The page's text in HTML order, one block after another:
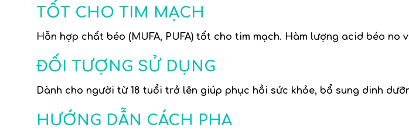
TỐT CHO TIM MẠCH
Hỗn hợp chất béo (MUFA, PUFA) tốt cho tim mạch. Hàm lượng acid béo no
ĐỐI TƯỢNG SỬ DỤNG
Dành cho người từ 18 tuổi trở lên giúp phục hồi sức khỏe, bổ sung dinh
HƯỚNG DẪN CÁCH PHA